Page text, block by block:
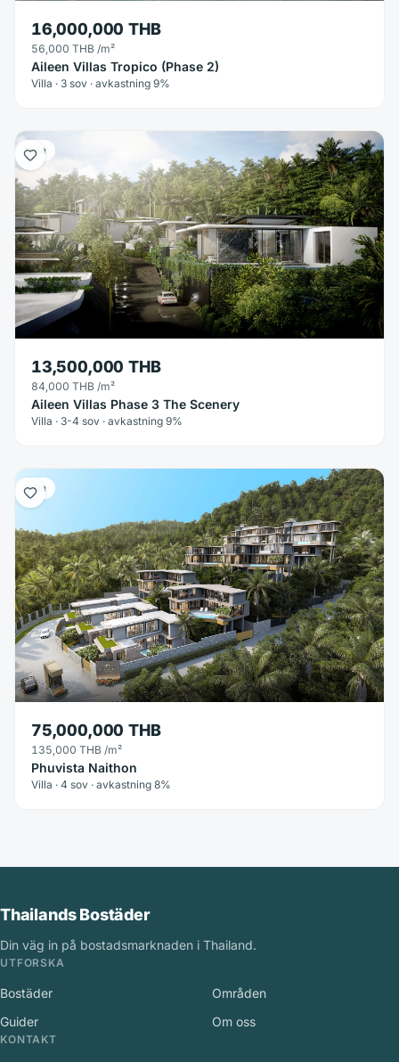
16,000,000 THB
56,000 THB /m²
Aileen Villas Tropico (Phase 2)
Villa · 3 sov · avkastning 9%
Villa
13,500,000 THB
84,000 THB /m²
Aileen Villas Phase 3 The Scenery
Villa · 3-4 sov · avkastning 9%
Villa
75,000,000 THB
135,000 THB /m²
Phuvista Naithon
Villa · 4 sov · avkastning 8%
Thailands Bostäder
Din väg in på bostadsmarknaden i Thailand.
UTFORSKA
Bostäder
Områden
Guider
Om oss
KONTAKT